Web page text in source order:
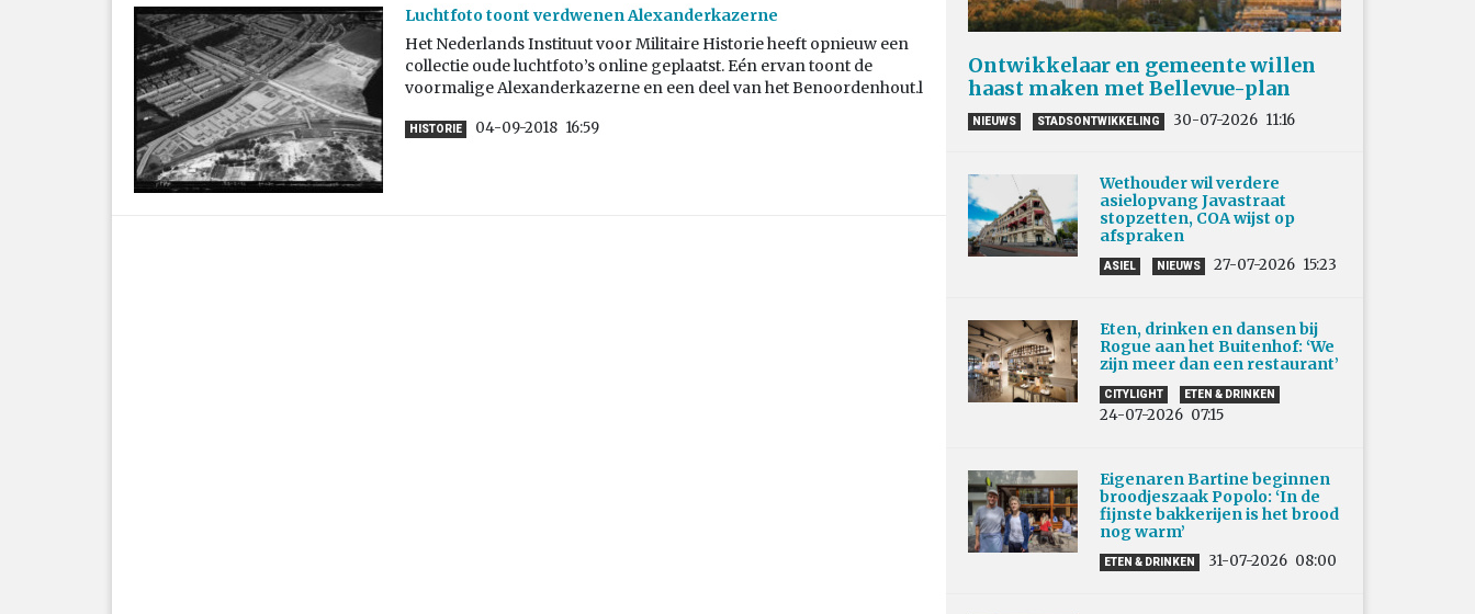
Luchtfoto toont verdwenen Alexanderkazerne
Het Nederlands Instituut voor Militaire Historie heeft opnieuw een
collectie oude luchtfoto’s online geplaatst. Eén ervan toont de
voormalige Alexanderkazerne en een deel van het Benoordenhout.l
HISTORIE 04-09-2018 16:59
Ontwikkelaar en gemeente willen
haast maken met Bellevue-plan
NIEUWS STADSONTWIKKELING 30-07-2026 11:16
Wethouder wil verdere
asielopvang Javastraat
stopzetten, COA wijst op
afspraken
ASIEL NIEUWS 27-07-2026 15:23
Eten, drinken en dansen bij
Rogue aan het Buitenhof: ‘We
zijn meer dan een restaurant’
CITYLIGHT ETEN & DRINKEN
24-07-2026 07:15
Eigenaren Bartine beginnen
broodjeszaak Popolo: ‘In de
fijnste bakkerijen is het brood
nog warm’
ETEN & DRINKEN 31-07-2026 08:00